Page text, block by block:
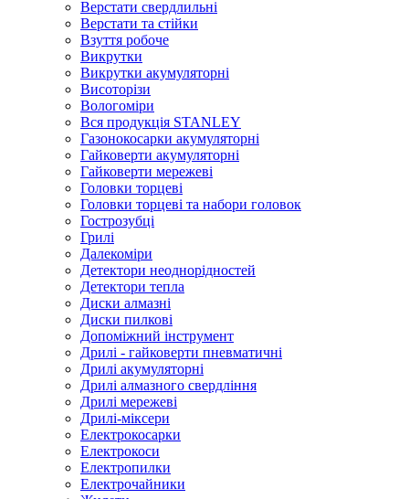
Верстати свердлильні
Верстати та стійки
Взуття робоче
Викрутки
Викрутки акумуляторні
Висоторізи
Вологоміри
Вся продукція STANLEY
Газонокосарки акумуляторні
Гайковерти акумуляторні
Гайковерти мережеві
Головки торцеві
Головки торцеві та набори головок
Гострозубці
Грилі
Далекоміри
Детектори неоднорідностей
Детектори тепла
Диски алмазні
Диски пилкові
Допоміжний інструмент
Дрилі - гайковерти пневматичні
Дрилі акумуляторні
Дрилі алмазного свердління
Дрилі мережеві
Дрилі-міксери
Електрокосарки
Електрокоси
Електропилки
Електрочайники